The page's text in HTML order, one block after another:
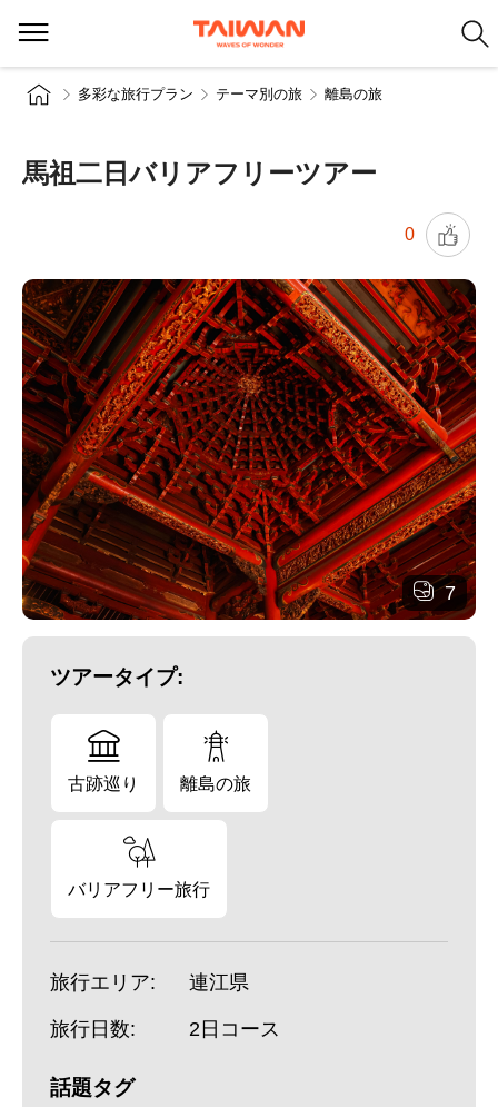
多彩な旅行プラン テーマ別の旅 離島の旅
馬祖二日バリアフリーツアー
0
7
ツアータイプ:
古跡巡り 離島の旅
バリアフリー旅行
旅行エリア: 連江県
旅行日数: 2日コース
話題タグ